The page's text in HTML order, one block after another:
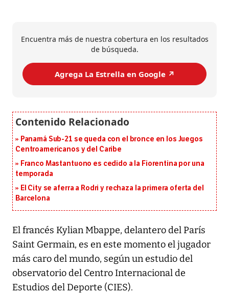
Encuentra más de nuestra cobertura en los resultados
de búsqueda.
Agrega La Estrella en Google ↗️
Panamá Sub-21 se queda con el bronce en los Juegos
Centroamericanos y del Caribe
Franco Mastantuono es cedido a la Fiorentina por una
temporada
El City se aferra a Rodri y rechaza la primera oferta del
Barcelona
El francés Kylian Mbappe, delantero del París
Saint Germain, es en este momento el jugador
más caro del mundo, según un estudio del
observatorio del Centro Internacional de
Estudios del Deporte (CIES).